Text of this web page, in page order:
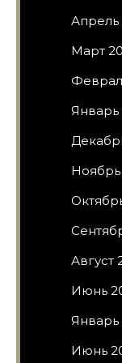
Апрель
Март
Январь
Ноябрь
Август
Июнь
Январь
Июнь